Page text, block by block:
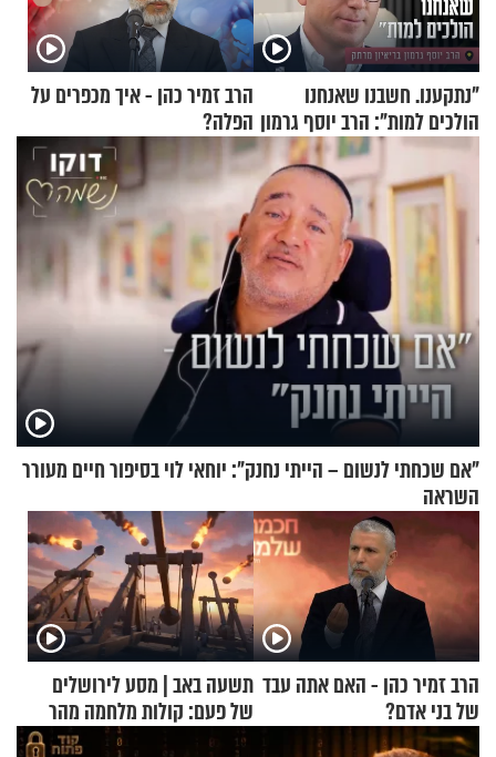
"נתקענו. חשבנו שאנחנו
הולכים למות": הרב יוסף גרמון
בריאיון מרתק
הרב זמיר כהן - איך מכפרים על
הפלה?
"אם שכחתי לנשום – הייתי נחנק": יוחאי לוי בסיפור חיים מעורר
השראה
הרב זמיר כהן - האם אתה עבד
של בני אדם?
תשעה באב | מסע לירושלים
של פעם: קולות מלחמה מהר
הזיתים